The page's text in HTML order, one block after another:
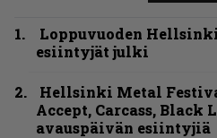
Loppuvuoden
esiintyjät julki
Hellsinki Metal
Accept, Carcass, Black
avauspäivän esiintyjiä